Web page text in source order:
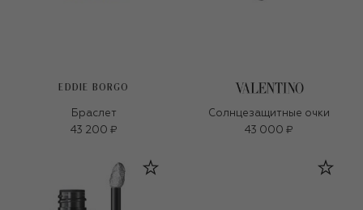
EDDIE BORGO
Браслет
43 200 ₽
Солнцезащитные очки
43 000 ₽